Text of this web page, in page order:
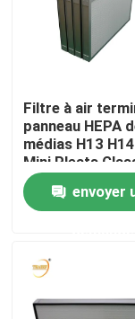
Maison
Produits
Vidéos
Au sujet de
Visite d'usine
Filtre à air
panneau HEPA
médias H13
Mini Pleats
Filter de
pour le capot
d'écoulement
envoyer